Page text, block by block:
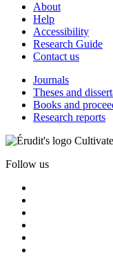
About
Help
Accessibility
Research Guide
Contact us
Journals
Theses and
Books and
Research reports
Follow us